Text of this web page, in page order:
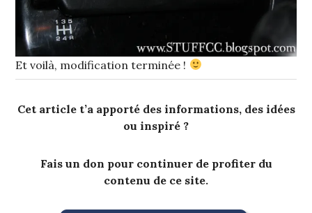
Et voilà, modification terminée !
Cet article t’a apporté des informations, des idées
ou inspiré ?
Fais un don pour continuer de profiter du
contenu de ce site.